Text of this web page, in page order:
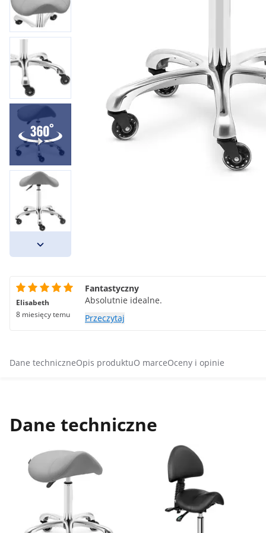
Elisabeth
8 miesięcy temu
Fantastyczny
Absolutnie idealne.
Przeczytaj
Dane techniczneOpis produktuO marceOceny i opinie
Dane techniczne